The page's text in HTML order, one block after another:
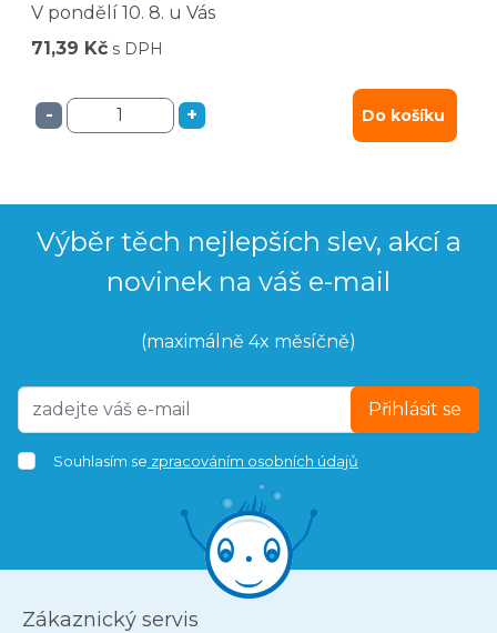
V pondělí 10. 8. u Vás
71,39 Kč s DPH
- + Do košíku
Výběr těch nejlepších slev, akcí a
novinek na váš e-mail
(maximálně 4x měsíčně)
Přihlásit se
Souhlasím se zpracováním osobních údajů
Zákaznický servis